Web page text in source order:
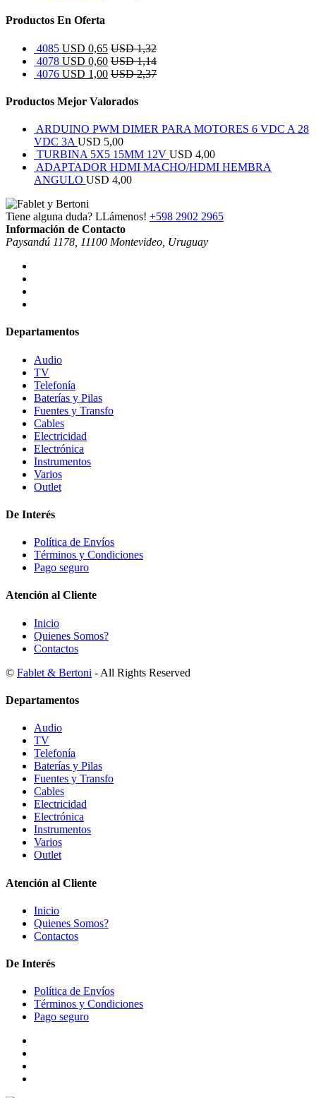
Productos En Oferta
4085 USD 0,65 USD1,32
4078 USD 0,60 USD1,14
4076 USD 1,00 USD2,37
Productos Mejor Valorados
ARDUINO PWM DIMER PARA MOTORES 6 VDC A 28
VDC 3A USD 5,00
TURBINA 5X5 15MM 12V USD 4,00
ADAPTADOR HDMI MACHO/HDMI HEMBRA
ANGULO USD 4,00
Tiene alguna duda? LLámenos! +598 2902 2965
Información de Contacto
Paysandú 1178, 11100 Montevideo, Uruguay
Departamentos
Audio
TV
Telefonía
Baterías y Pilas
Fuentes y Transfo
Cables
Electricidad
Electrónica
Instrumentos
Varios
Outlet
De Interés
Política de Envíos
Términos y Condiciones
Pago seguro
Atención al Cliente
Inicio
Quienes Somos?
Contactos
© Fablet & Bertoni - All Rights Reserved
Departamentos
Audio
TV
Telefonía
Baterías y Pilas
Fuentes y Transfo
Cables
Electricidad
Electrónica
Instrumentos
Varios
Outlet
Atención al Cliente
Inicio
Quienes Somos?
Contactos
De Interés
Política de Envíos
Términos y Condiciones
Pago seguro